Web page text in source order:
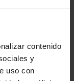
contenido
y
uso con
niños:
y ayudan